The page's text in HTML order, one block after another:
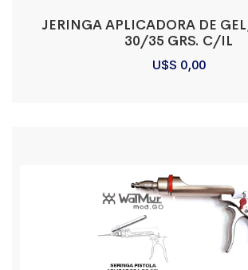
JERINGA APLICADORA DE
30/35 GRS. C/IL
U$S 0,00